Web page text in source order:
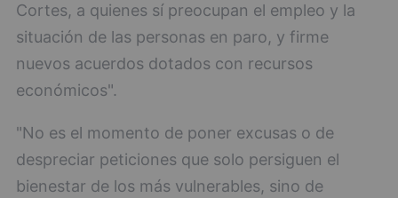
Cortes, a quienes sí preocupan el empleo y la
situación de las personas en paro, y firme
nuevos acuerdos dotados con recursos
económicos".
"No es el momento de poner excusas o de
despreciar peticiones que solo persiguen el
bienestar de los más vulnerables, sino de